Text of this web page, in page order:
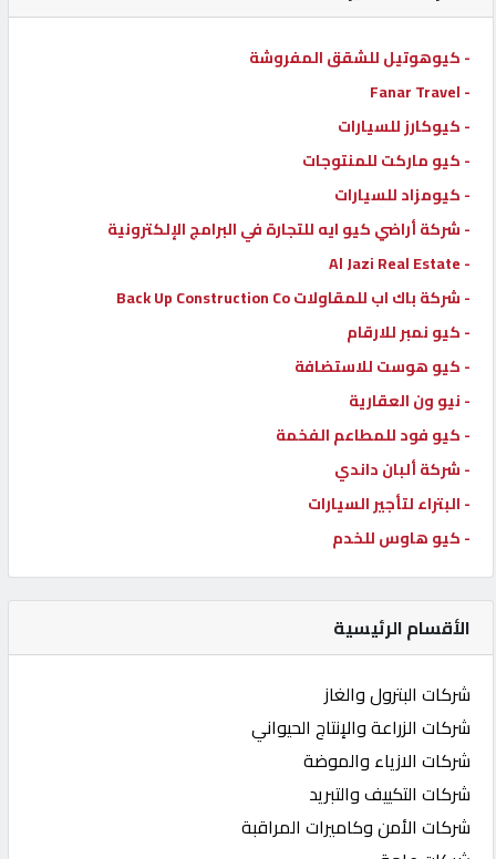
ماركت
الدليل
القطري
POWERED
QHOST
- كيوهوتيل للشقق المفروشة
- Fanar Travel
- كيوكارز للسيارات
- كيو ماركت للمنتوجات
- كيومزاد للسيارات
- شركة أراضي كيو ايه للتجارة في البرامج الإلكترونية
- Al Jazi Real Estate
- شركة باك اب للمقاولات Back Up Construction Co
- كيو نمبر للارقام
- كيو هوست للاستضافة
- نيو ون العقارية
- كيو فود للمطاعم الفخمة
- شركة ألبان داندي
- البتراء لتأجير السيارات
- كيو هاوس للخدم
الأقسام الرئيسية
شركات البترول والغاز
شركات الزراعة والإنتاج الحيواني
شركات الازياء والموضة
شركات التكييف والتبريد
شركات الأمن وكاميرات المراقبة